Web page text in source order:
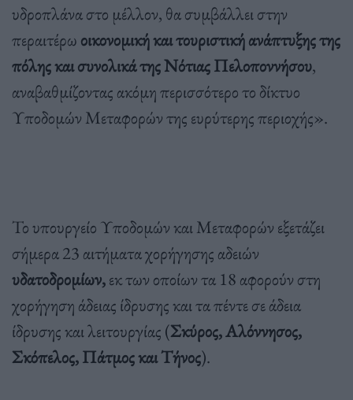
υδροπλάνα στο μέλλον, θα συμβάλλει στην
περαιτέρω οικονομική και τουριστική ανάπτυξης της
πόλης και συνολικά της Νότιας Πελοποννήσου,
αναβαθμίζοντας ακόμη περισσότερο το δίκτυο
Υποδομών Μεταφορών της ευρύτερης περιοχής».
Το υπουργείο Υποδομών και Μεταφορών εξετάζει
σήμερα 23 αιτήματα χορήγησης αδειών
υδατοδρομίων,εκ των οποίων τα 18 αφορούν στη
χορήγηση άδειας ίδρυσης και τα πέντε σε άδεια
ίδρυσης και λειτουργίας (Σκύρος, Αλόννησος,
Σκόπελος, Πάτμος και Τήνος).